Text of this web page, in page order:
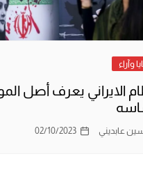
وآراء
الايراني يعرف أصل
عابديني 02/10/2023